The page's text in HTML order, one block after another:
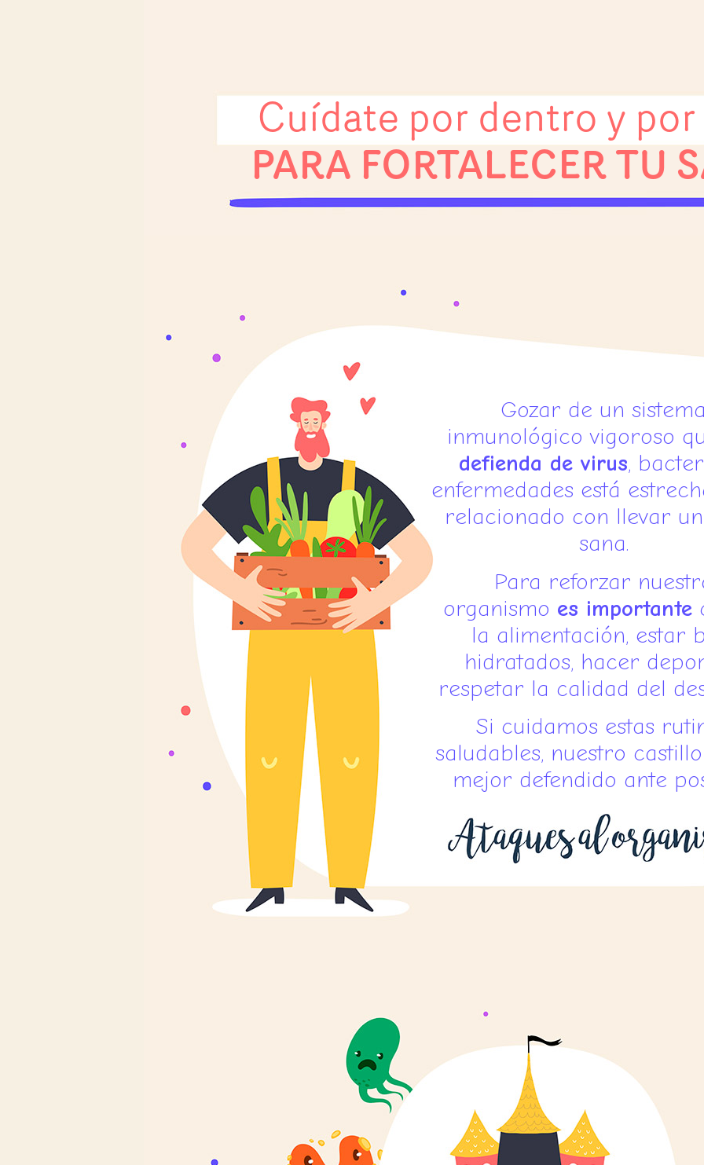
Cuídate por dentro y
PARA FORTALECER TU
Gozar de un
inmunológico vigoroso
defienda de virus,
enfermedades está
relacionado con llevar
sana.
Para reforzar
organismo es importante
la alimentación, estar
hidratados, hacer
respetar la calidad del
Si cuidamos estas
saludables, nuestro
mejor defendido ante